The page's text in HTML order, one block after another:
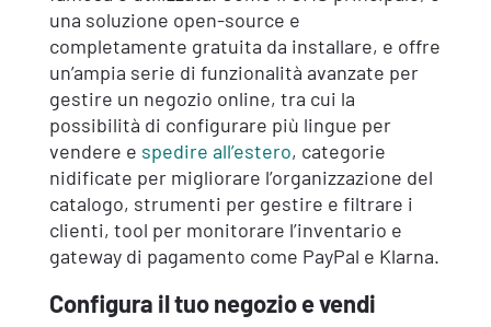
una soluzione open-source e
completamente gratuita da installare, e offre
un’ampia serie di funzionalità avanzate per
gestire un negozio online, tra cui la
possibilità di configurare più lingue per
vendere e spedire all’estero, categorie
nidificate per migliorare l’organizzazione del
catalogo, strumenti per gestire e filtrare i
clienti, tool per monitorare l’inventario e
gateway di pagamento come PayPal e Klarna.
Configura il tuo negozio e vendi